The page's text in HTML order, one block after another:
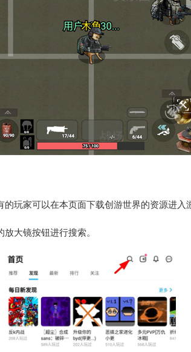
玩家可以在本页面下载创游世界的资源进入
大镜按钮进行搜索。